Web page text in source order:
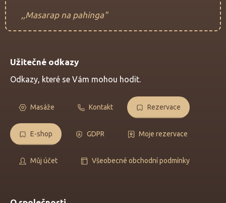
,,Masarap na pahinga"
Užitečné odkazy
Odkazy, které se Vám mohou hodit.
Masáže Kontakt Rezervace
E-shop GDPR Moje rezervace
Můj účet Všeobecné obchodní podmínky